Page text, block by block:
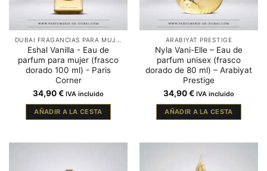
Eshal Vanilla - Eau de
parfum para mujer (frasco
dorado 100 ml) - Paris
Corner
34,90€ IVA incluido
AÑADIR A LA CESTA
ARABIYAT PRESTIGE
Nyla Vani-Elle – Eau de
parfum unisex (frasco
dorado de 80 ml) – Arabiyat
Prestige
34,90€ IVA incluido
AÑADIR A LA CESTA